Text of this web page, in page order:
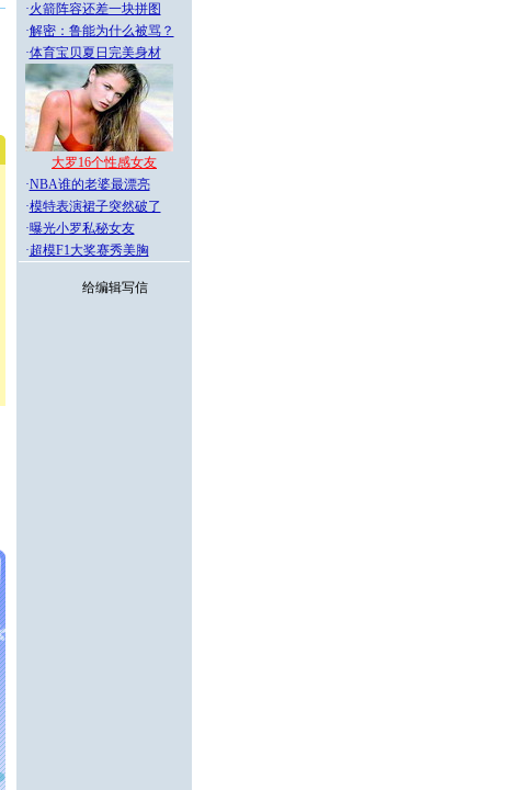
·火箭阵容还差一块拼图
·解密：鲁能为什么被骂？
·体育宝贝夏日完美身材
大罗16个性感女友
·NBA谁的老婆最漂亮
·模特表演裙子突然破了
·曝光小罗私秘女友
·超模F1大奖赛秀美胸
给编辑写信